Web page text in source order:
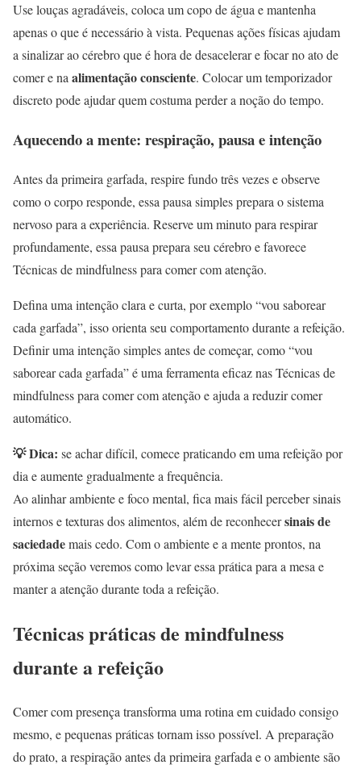
Use louças agradáveis, coloca um copo de água e mantenha
apenas o que é necessário à vista. Pequenas ações físicas ajudam
a sinalizar ao cérebro que é hora de desacelerar e focar no ato de
comer e naalimentação consciente. Colocar um temporizador
discreto pode ajudar quem costuma perder a noção do tempo.
Aquecendo a mente: respiração, pausa e intenção
Antes da primeira garfada, respire fundo três vezes e observe
como o corpo responde, essa pausa simples prepara o sistema
nervoso para a experiência. Reserve um minuto para respirar
profundamente, essa pausa prepara seu cérebro e favorece
Técnicas de mindfulness para comer com atenção.
Defina uma intenção clara e curta, por exemplo “vou saborear
cada garfada”, isso orienta seu comportamento durante a refeição.
Definir uma intenção simples antes de começar, como “vou
saborear cada garfada” é uma ferramenta eficaz nas Técnicas de
mindfulness para comer com atenção e ajuda a reduzir comer
automático.
💡 Dica: se achar difícil, comece praticando em uma refeição por
dia e aumente gradualmente a frequência.
Ao alinhar ambiente e foco mental, fica mais fácil perceber sinais
internos e texturas dos alimentos, além de reconhecersinais de
saciedademais cedo. Com o ambiente e a mente prontos, na
próxima seção veremos como levar essa prática para a mesa e
manter a atenção durante toda a refeição.
Técnicas práticas de mindfulness
durante a refeição
Comer com presença transforma uma rotina em cuidado consigo
mesmo, e pequenas práticas tornam isso possível. A preparação
do prato, a respiração antes da primeira garfada e o ambiente são